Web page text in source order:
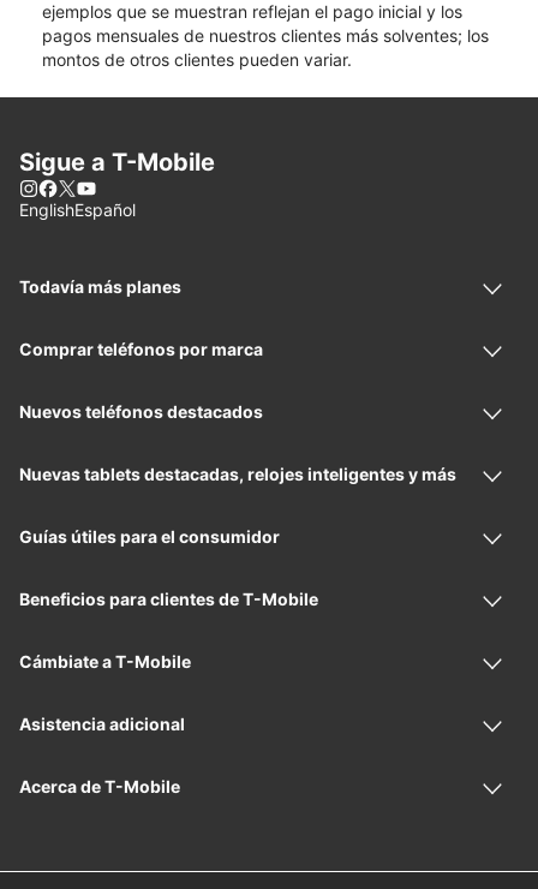
ejemplos que se muestran reflejan el pago inicial y los
pagos mensuales de nuestros clientes más solventes; los
montos de otros clientes pueden variar.